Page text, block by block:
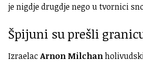
je nigdje drugdje nego u tvornici
Špijuni su prešli
IzraelacArnon Milchan